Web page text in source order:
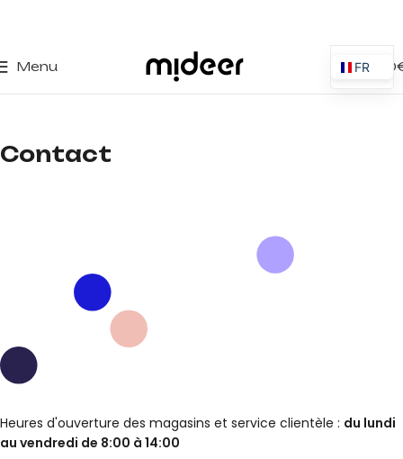
Menu 0,00
Contact
Heures d'ouverture des magasins et service clientèle : du lundi
au vendredi de 8:00 à 14:00
FR
ES